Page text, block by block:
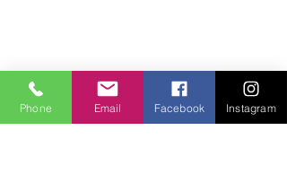
Phone Email Facebook Instagram